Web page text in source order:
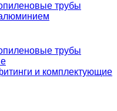
трубы
трубы
и комплектующие